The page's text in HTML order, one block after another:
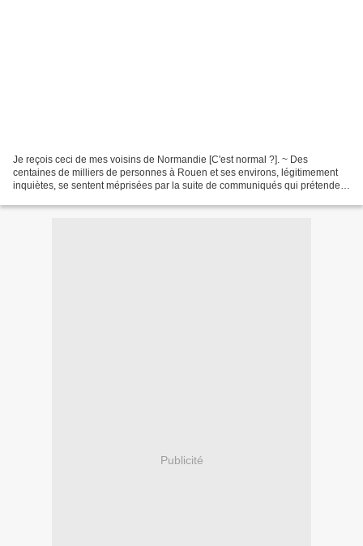
Je reçois ceci de mes voisins de Normandie [C'est normal ?]. ~ Des
centaines de milliers de personnes à Rouen et ses environs, légitimement
inquiètes, se sentent méprisées par la suite de communiqués qui prétendent
Publicité